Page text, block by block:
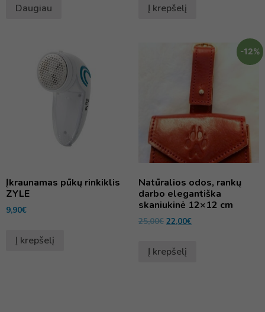
Daugiau Į krepšelį
Įkraunamas pūkų rinkiklis
ZYLE
9,90€
Į krepšelį
-12%
Natūralios odos, rankų
darbo elegantiška
skaniukinė 12×12 cm
25,00€ 22,00€
Į krepšelį